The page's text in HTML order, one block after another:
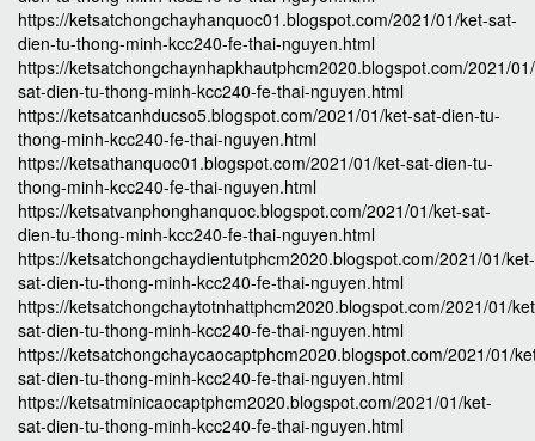
https://ketsatchongchayhanquoc01.blogspot.com/2021/01/ket-sat-
dien-tu-thong-minh-kcc240-fe-thai-nguyen.html
https://ketsatchongchaynhapkhautphcm2020.blogspot.com/2021/
sat-dien-tu-thong-minh-kcc240-fe-thai-nguyen.html
https://ketsatcanhducso5.blogspot.com/2021/01/ket-sat-dien-tu-
thong-minh-kcc240-fe-thai-nguyen.html
https://ketsathanquoc01.blogspot.com/2021/01/ket-sat-dien-tu-
thong-minh-kcc240-fe-thai-nguyen.html
https://ketsatvanphonghanquoc.blogspot.com/2021/01/ket-sat-
dien-tu-thong-minh-kcc240-fe-thai-nguyen.html
https://ketsatchongchaydientutphcm2020.blogspot.com/2021/01/ket-
sat-dien-tu-thong-minh-kcc240-fe-thai-nguyen.html
https://ketsatchongchaytotnhattphcm2020.blogspot.com/2021/01/
sat-dien-tu-thong-minh-kcc240-fe-thai-nguyen.html
https://ketsatchongchaycaocaptphcm2020.blogspot.com/2021/01/
sat-dien-tu-thong-minh-kcc240-fe-thai-nguyen.html
https://ketsatminicaocaptphcm2020.blogspot.com/2021/01/ket-
sat-dien-tu-thong-minh-kcc240-fe-thai-nguyen.html